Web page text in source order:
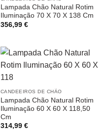
Lampada Chão Natural Rotim
Iluminação 70 X 70 X 138 Cm
356,99 €
CANDEEIROS DE CHÃO
Lampada Chão Natural Rotim
Iluminação 60 X 60 X 118,50
Cm
314,99 €